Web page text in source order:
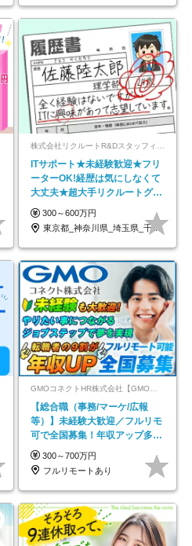
株式会社リクルートR&Dスタッフィング【リクルートグループ】
ITサポート★未経験歓迎★フリ
ーターOK!経歴は気にしなくて
大丈夫★超大手リクルートグル
ープの正社員/sg
300～600万円
東京都_神奈川県_埼玉県_千葉県_大阪府…
GMOコネクトHR株式会社【GMOインターネットグループ】
【総合職（事務/マーケ/広報
等）】未経験大歓迎／フルリモ
可で全国募集！年収アップ多数
★年休最大130日★
300～700万円
フルリモートあり